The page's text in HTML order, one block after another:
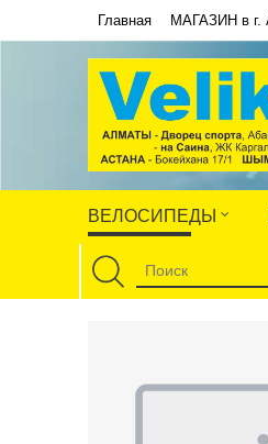
Главная МАГАЗИН в
ВЕЛОСИПЕДЫ